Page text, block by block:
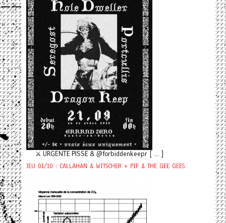
⚔️ URGENTE PISSE & @forbiddenkeepr [ ... ]
JEU 01/10 : CALLAHAN & WITSCHER + PIF & THE GEE GEES